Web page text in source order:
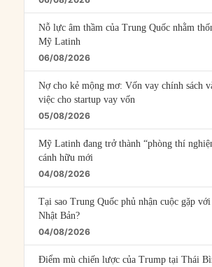
Nỗ lực âm thầm của Trung Quốc nhằm
Mỹ Latinh
06/08/2026
Nợ cho kẻ mộng mơ: Vốn vay chính sách
việc cho startup vay vốn
05/08/2026
Mỹ Latinh đang trở thành “phòng thí
cánh hữu mới
04/08/2026
Tại sao Trung Quốc phủ nhận cuộc gặp
Nhật Bản?
04/08/2026
Điểm mù chiến lược của Trump tại Thái